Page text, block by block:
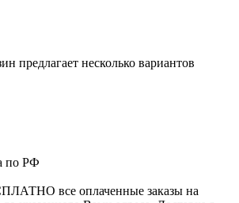
предлагает несколько вариантов
по РФ
все оплаченные заказы на